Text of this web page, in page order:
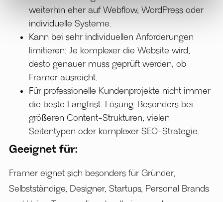
weiterhin eher auf Webflow, WordPress oder
individuelle Systeme.
Kann bei sehr individuellen Anforderungen
limitieren: Je komplexer die Website wird,
desto genauer muss geprüft werden, ob
Framer ausreicht.
Für professionelle Kundenprojekte nicht immer
die beste Langfrist-Lösung: Besonders bei
größeren Content-Strukturen, vielen
Seitentypen oder komplexer SEO-Strategie.
Geeignet für:
Framer eignet sich besonders für Gründer,
Selbstständige, Designer, Startups, Personal Brands